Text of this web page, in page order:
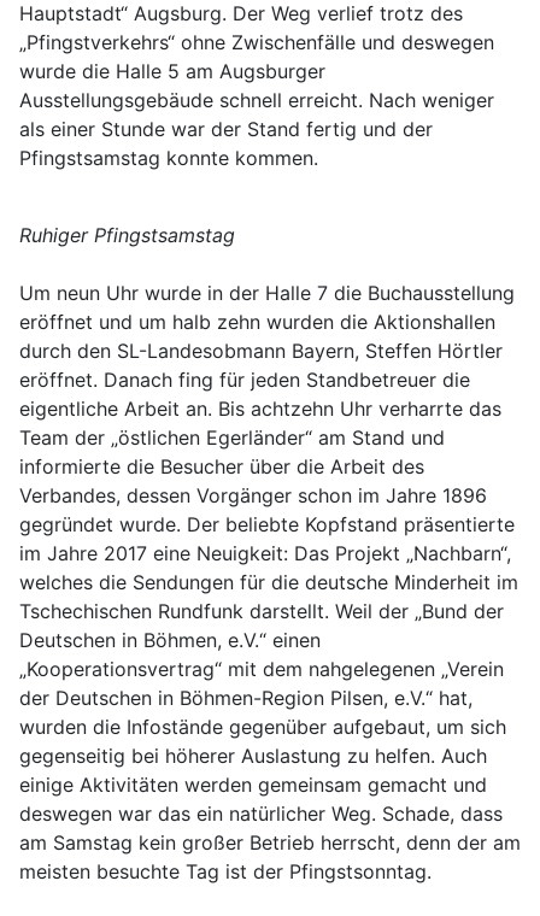
Hauptstadt“ Augsburg. Der Weg verlief trotz des
„Pfingstverkehrs“ ohne Zwischenfälle und deswegen
wurde die Halle 5 am Augsburger
Ausstellungsgebäude schnell erreicht. Nach weniger
als einer Stunde war der Stand fertig und der
Pfingstsamstag konnte kommen.
Ruhiger Pfingstsamstag
Um neun Uhr wurde in der Halle 7 die Buchausstellung
eröffnet und um halb zehn wurden die Aktionshallen
durch den SL-Landesobmann Bayern, Steffen Hörtler
eröffnet. Danach fing für jeden Standbetreuer die
eigentliche Arbeit an. Bis achtzehn Uhr verharrte das
Team der „östlichen Egerländer“ am Stand und
informierte die Besucher über die Arbeit des
Verbandes, dessen Vorgänger schon im Jahre 1896
gegründet wurde. Der beliebte Kopfstand präsentierte
im Jahre 2017 eine Neuigkeit: Das Projekt „Nachbarn“,
welches die Sendungen für die deutsche Minderheit im
Tschechischen Rundfunk darstellt. Weil der „Bund der
Deutschen in Böhmen, e.V.“ einen
„Kooperationsvertrag“ mit dem nahgelegenen „Verein
der Deutschen in Böhmen-Region Pilsen, e.V.“ hat,
wurden die Infostände gegenüber aufgebaut, um sich
gegenseitig bei höherer Auslastung zu helfen. Auch
einige Aktivitäten werden gemeinsam gemacht und
deswegen war das ein natürlicher Weg. Schade, dass
am Samstag kein großer Betrieb herrscht, denn der am
meisten besuchte Tag ist der Pfingstsonntag.